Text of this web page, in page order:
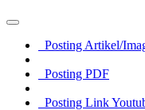
Posting Artikel/
Posting PDF
Posting Link